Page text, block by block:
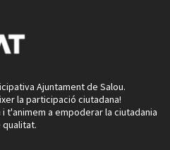
Ajuntament de Salou.
la participació ciutadana!
t'animem a empoderar la ciutadania
qualitat.